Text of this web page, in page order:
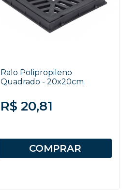
Ralo Polipropileno
Quadrado - 20x20cm
R$ 20,81
COMPRAR